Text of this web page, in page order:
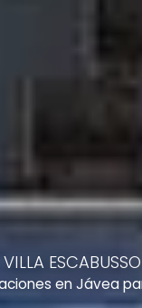
VILLA ESCABUSSO
en Jávea